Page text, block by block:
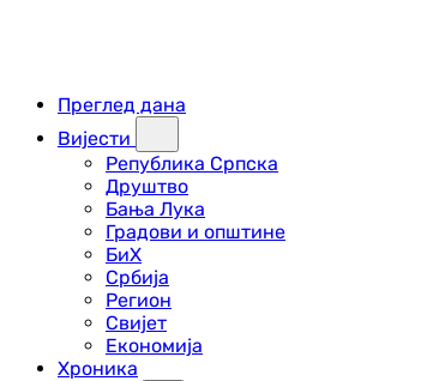
Преглед дана
Вијести
Република Српска
Друштво
Бања Лука
Градови и општине
БиХ
Србија
Регион
Свијет
Економија
Хроника